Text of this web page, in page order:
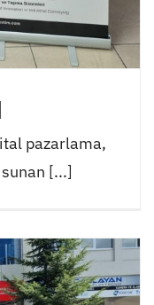
pazarlama,
[...]